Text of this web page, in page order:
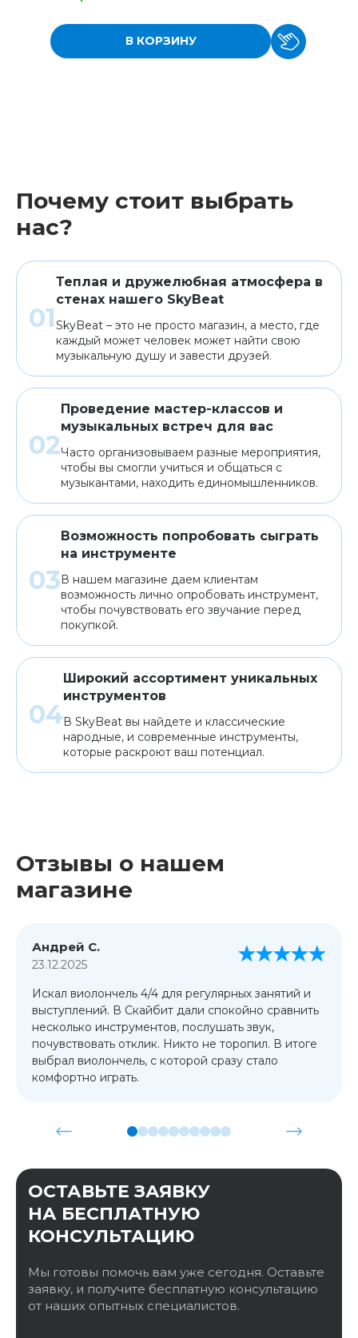
В КОРЗИНУ
Почему стоит выбрать
нас?
Теплая и дружелюбная атмосфера в
стенах нашего SkyBeat
SkyBeat – это не просто магазин, а место, где
каждый может человек может найти свою
музыкальную душу и завести друзей.
Проведение мастер-классов и
музыкальных встреч для вас
Часто организовываем разные мероприятия,
чтобы вы смогли учиться и общаться с
музыкантами, находить единомышленников.
Возможность попробовать сыграть
на инструменте
В нашем магазине даем клиентам
возможность лично опробовать инструмент,
чтобы почувствовать его звучание перед
покупкой.
Широкий ассортимент уникальных
инструментов
В SkyBeat вы найдете и классические
народные, и современные инструменты,
которые раскроют ваш потенциал.
Отзывы о нашем
магазине
Андрей С.
23.12.2025
Искал виолончель 4/4 для регулярных занятий и
выступлений. В Скайбит дали спокойно сравнить
несколько инструментов, послушать звук,
почувствовать отклик. Никто не торопил. В итоге
выбрал виолончель, с которой сразу стало
комфортно играть.
ОСТАВЬТЕ ЗАЯВКУ
НА БЕСПЛАТНУЮ
КОНСУЛЬТАЦИЮ
Мы готовы помочь вам уже сегодня. Оставьте
заявку, и получите бесплатную консультацию
от наших опытных специалистов.